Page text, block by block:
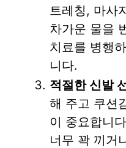
트레칭, 마사
차가운 물을
치료를 병행
니다.
적절한 신발
해 주고 쿠션
이 중요합니
너무 꽉 끼거